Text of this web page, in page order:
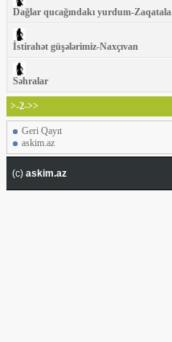
Dağlar qucağındakı yurdum-Zaqatala
İstirahət güşələrimiz-Naxçıvan
Səhralar
>-2->>
Geri Qayıt
askim.az
(c) askim.az